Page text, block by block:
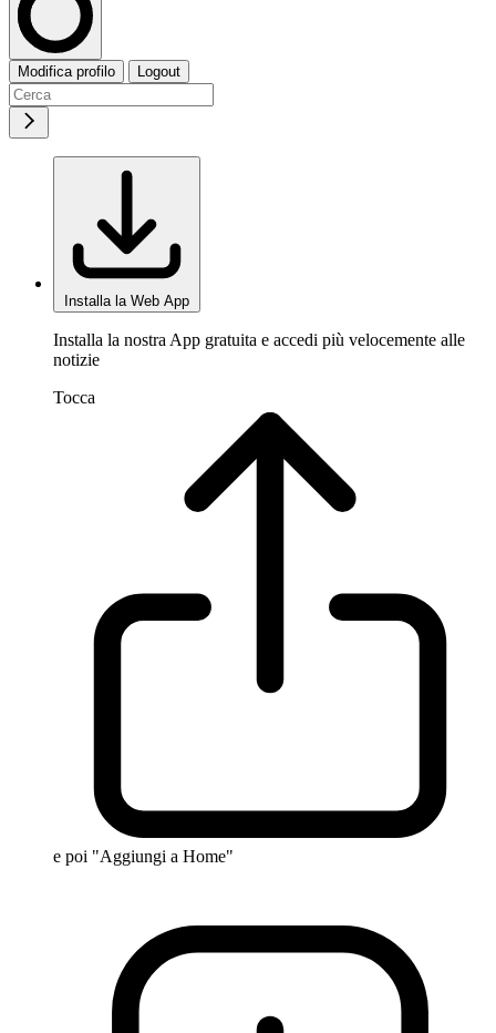
Modifica profilo Logout
Installa la Web App
Installa la nostra App gratuita e accedi più velocemente alle
notizie
Tocca
e poi "Aggiungi a Home"